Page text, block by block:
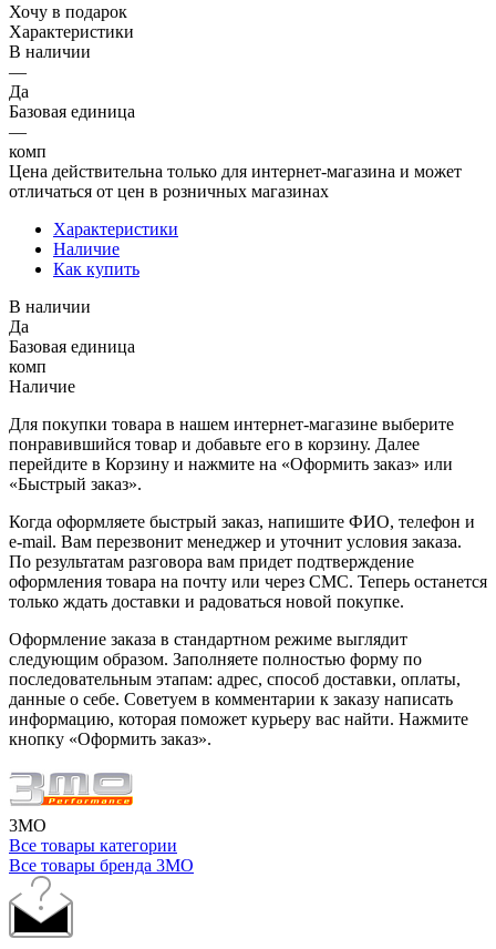
Хочу в подарок
Характеристики
В наличии
—
Да
Базовая единица
—
комп
Цена действительна только для интернет-магазина и может
отличаться от цен в розничных магазинах
Характеристики
Наличие
Как купить
В наличии
Да
Базовая единица
комп
Наличие
Для покупки товара в нашем интернет-магазине выберите
понравившийся товар и добавьте его в корзину. Далее
перейдите в Корзину и нажмите на «Оформить заказ» или
«Быстрый заказ».
Когда оформляете быстрый заказ, напишите ФИО, телефон и
e-mail. Вам перезвонит менеджер и уточнит условия заказа.
По результатам разговора вам придет подтверждение
оформления товара на почту или через СМС. Теперь останется
только ждать доставки и радоваться новой покупке.
Оформление заказа в стандартном режиме выглядит
следующим образом. Заполняете полностью форму по
последовательным этапам: адрес, способ доставки, оплаты,
данные о себе. Советуем в комментарии к заказу написать
информацию, которая поможет курьеру вас найти. Нажмите
кнопку «Оформить заказ».
3MO
Все товары категории
Все товары бренда 3MO